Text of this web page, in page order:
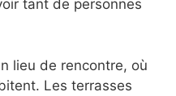
tant de personnes
lieu de rencontre, où
Les terrasses